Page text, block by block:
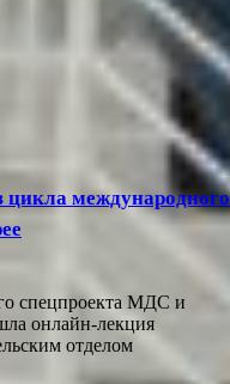
цикла международного
спецпроекта МДС и
онлайн-лекция
отделом